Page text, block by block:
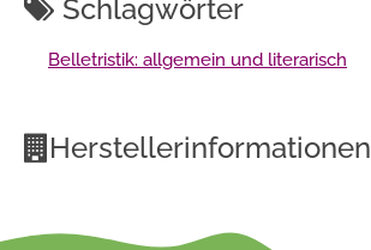
Schlagwörter
Belletristik: allgemein und literarisch
Herstellerinformationen